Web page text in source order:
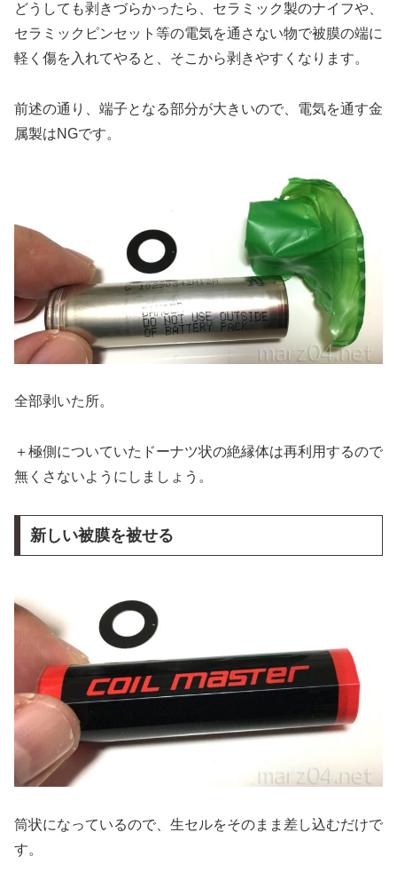
どうしても剥きづらかったら、セラミック製のナイフや、
セラミックピンセット等の電気を通さない物で被膜の端に
軽く傷を入れてやると、そこから剥きやすくなります。
前述の通り、端子となる部分が大きいので、電気を通す金
属製はNGです。
全部剥いた所。
＋極側についていたドーナツ状の絶縁体は再利用するので
無くさないようにしましょう。
新しい被膜を被せる
筒状になっているので、生セルをそのまま差し込むだけで
す。